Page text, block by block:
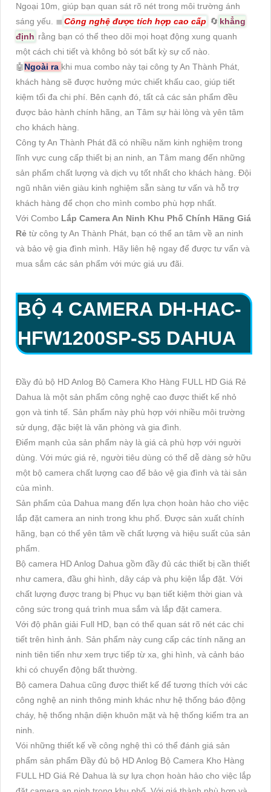
Ngoại 10m, giúp bạn quan sát rõ nét trong môi trường ánh
sáng yếu. ≣Công nghệ được tích hợp cao cấp 🔄 khẳng
định rằng bạn có thể theo dõi mọi hoạt động xung quanh
một cách chi tiết và không bỏ sót bất kỳ sự cố nào.
🤖️Ngoài ra khi mua combo này tại công ty An Thành Phát,
khách hàng sẽ được hưởng mức chiết khấu cao, giúp tiết
kiệm tối đa chi phí. Bên cạnh đó, tất cả các sản phẩm đều
được bảo hành chính hãng, an Tâm sự hài lòng và yên tâm
cho khách hàng.
Công ty An Thành Phát đã có nhiều năm kinh nghiệm trong
lĩnh vực cung cấp thiết bị an ninh, an Tâm mang đến những
sản phẩm chất lượng và dịch vụ tốt nhất cho khách hàng. Đội
ngũ nhân viên giàu kinh nghiệm sẵn sàng tư vấn và hỗ trợ
khách hàng để chọn cho mình combo phù hợp nhất.
Với Combo Lắp Camera An Ninh Khu Phố Chính Hãng Giá
Rẻ từ công ty An Thành Phát, bạn có thể an tâm về an ninh
và bảo vệ gia đình mình. Hãy liên hệ ngay để được tư vấn và
mua sắm các sản phẩm với mức giá ưu đãi.
BỘ 4 CAMERA DH-HAC-
HFW1200SP-S5 DAHUA
Đầy đủ bộ HD Anlog Bộ Camera Kho Hàng FULL HD Giá Rẻ
Dahua là một sản phẩm công nghệ cao được thiết kế nhỏ
gọn và tinh tế. Sản phẩm này phù hợp với nhiều môi trường
sử dụng, đặc biệt là văn phòng và gia đình.
Điểm mạnh của sản phẩm này là giá cả phù hợp với người
dùng. Với mức giá rẻ, người tiêu dùng có thể dễ dàng sở hữu
một bộ camera chất lượng cao để bảo vệ gia đình và tài sản
của mình.
Sản phẩm của Dahua mang đến lựa chọn hoàn hảo cho việc
lắp đặt camera an ninh trong khu phố. Được sản xuất chính
hãng, bạn có thể yên tâm về chất lượng và hiệu suất của sản
phẩm.
Bộ camera HD Anlog Dahua gồm đầy đủ các thiết bị cần thiết
như camera, đầu ghi hình, dây cáp và phụ kiện lắp đặt. Với
chất lượng được trang bị Phục vụ bạn tiết kiệm thời gian và
công sức trong quá trình mua sắm và lắp đặt camera.
Với độ phân giải Full HD, bạn có thể quan sát rõ nét các chi
tiết trên hình ảnh. Sản phẩm này cung cấp các tính năng an
ninh tiên tiến như xem trực tiếp từ xa, ghi hình, và cảnh báo
khi có chuyển động bất thường.
Bộ camera Dahua cũng được thiết kế để tương thích với các
công nghệ an ninh thông minh khác như hệ thống báo động
cháy, hệ thống nhận diện khuôn mặt và hệ thống kiểm tra an
ninh.
Vói những thiết kế về công nghệ thì có thể đánh giá sản
phẩm sản phẩm Đầy đủ bộ HD Anlog Bộ Camera Kho Hàng
FULL HD Giá Rẻ Dahua là sự lựa chọn hoàn hảo cho việc lắp